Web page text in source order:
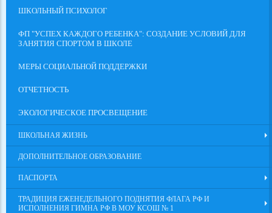
ШКОЛЬНЫЙ ПСИХОЛОГ
ФП "УСПЕХ КАЖДОГО РЕБЕНКА": СОЗДАНИЕ УСЛОВИЙ ДЛЯ
ЗАНЯТИЯ СПОРТОМ В ШКОЛЕ
МЕРЫ СОЦИАЛЬНОЙ ПОДДЕРЖКИ
ОТЧЕТНОСТЬ
ЭКОЛОГИЧЕСКОЕ ПРОСВЕЩЕНИЕ
ШКОЛЬНАЯ ЖИЗНЬ
ДОПОЛНИТЕЛЬНОЕ ОБРАЗОВАНИЕ
ПАСПОРТА
ТРАДИЦИЯ ЕЖЕНЕДЕЛЬНОГО ПОДНЯТИЯ ФЛАГА РФ И
ИСПОЛНЕНИЯ ГИМНА РФ В МОУ КСОШ № 1